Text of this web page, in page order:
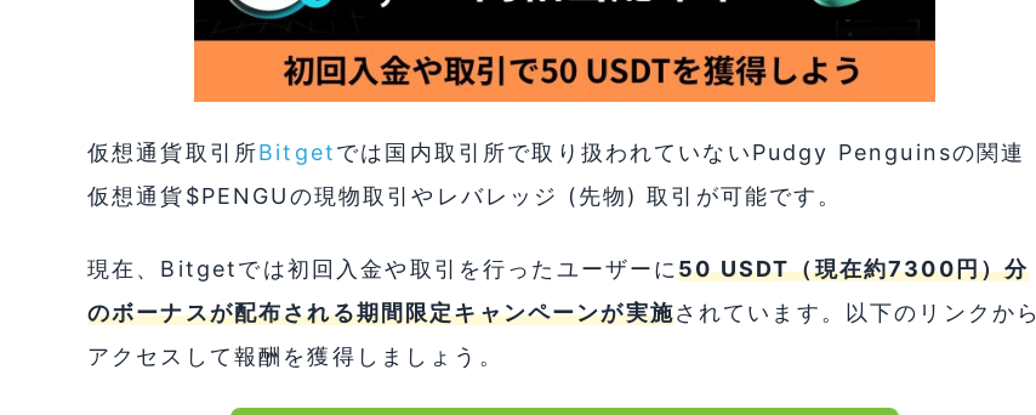
仮想通貨取引所Bitgetでは国内取引所で取り扱われていないPudgy Penguinsの関連
仮想通貨$PENGUの現物取引やレバレッジ (先物) 取引が可能です。
現在、Bitgetでは初回入金や取引を行ったユーザーに50 USDT（現在約7300円）分
のボーナスが配布される期間限定キャンペーンが実施されています。以下のリンクから
アクセスして報酬を獲得しましょう。